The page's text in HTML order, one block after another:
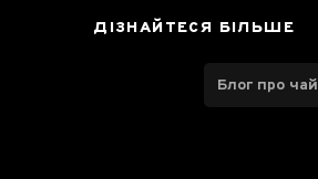
ДІЗНАЙТЕСЯ БІЛЬШЕ
Блог про чай